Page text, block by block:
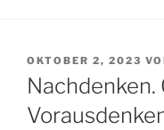
VERÖFFENTLICHT
AM
OKTOBER 2, 2023
Nachdenken.